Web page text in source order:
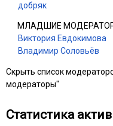
добряк
МЛАДШИЕ
Виктория Евдокимова
Владимир Соловьёв
Скрыть список
модераторы"
Статистика